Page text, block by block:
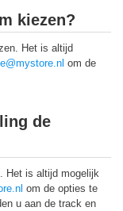
kiezen?
Het is altijd
om de
de
Het is altijd mogelijk
om de opties te
u aan de track en